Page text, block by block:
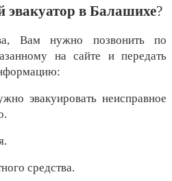
эвакуатор в Балашихе?
Вам нужно позвонить по
на сайте и передать
эвакуировать неисправное
средства.